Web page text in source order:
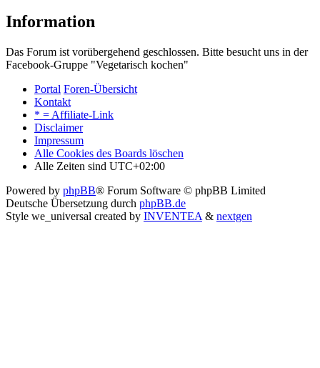
Information
Das Forum ist vorübergehend geschlossen. Bitte besucht uns in der
Facebook-Gruppe "Vegetarisch kochen"
Portal Foren-Übersicht
Kontakt
* = Affiliate-Link
Disclaimer
Impressum
Alle Cookies des Boards löschen
Alle Zeiten sind UTC+02:00
Powered by phpBB® Forum Software © phpBB Limited
Deutsche Übersetzung durch phpBB.de
Style we_universal created by INVENTEA & nextgen